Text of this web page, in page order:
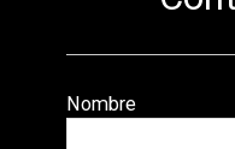
Nombre